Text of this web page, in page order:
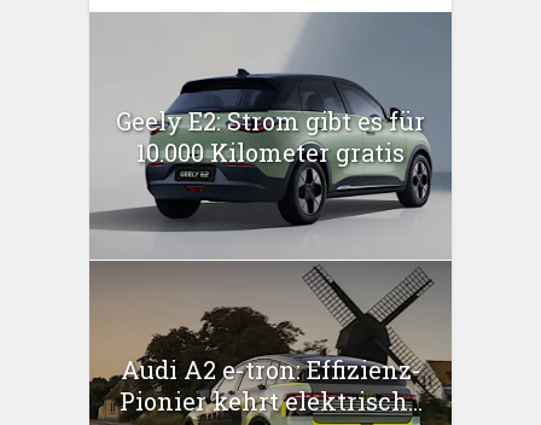
Geely E2: Strom gibt es für
10.000 Kilometer gratis
Audi A2 e-tron: Effizienz-
Pionier kehrt elektrisch...